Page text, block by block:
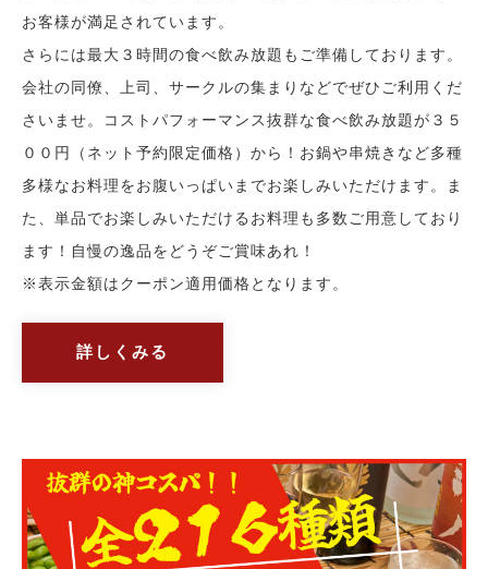
お客様が満足されています。
さらには最大３時間の食べ飲み放題もご準備しております。
会社の同僚、上司、サークルの集まりなどでぜひご利用くだ
さいませ。コストパフォーマンス抜群な食べ飲み放題が３５
００円（ネット予約限定価格）から！お鍋や串焼きなど多種
多様なお料理をお腹いっぱいまでお楽しみいただけます。ま
た、単品でお楽しみいただけるお料理も多数ご用意しており
ます！自慢の逸品をどうぞご賞味あれ！
※表示金額はクーポン適用価格となります。
詳しくみる